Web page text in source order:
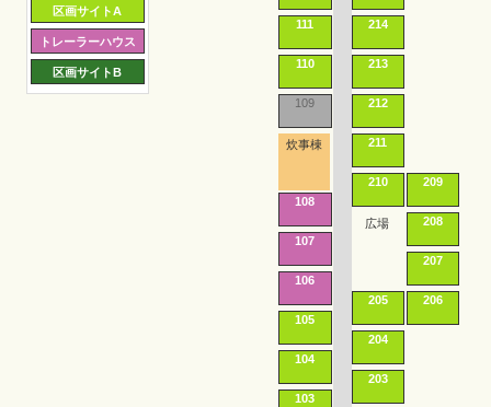
214
213
212
211
111
110
109
108
107
106
204
203
105
104
103
210 209
208
207
206
205
区画サイトA
トレーラーハウス
区画サイトB
炊事棟
広場